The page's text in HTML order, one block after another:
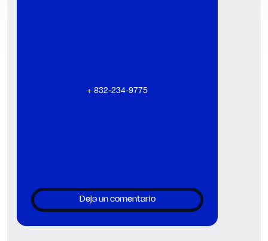
+ 832-234-9775
Deja un comentario